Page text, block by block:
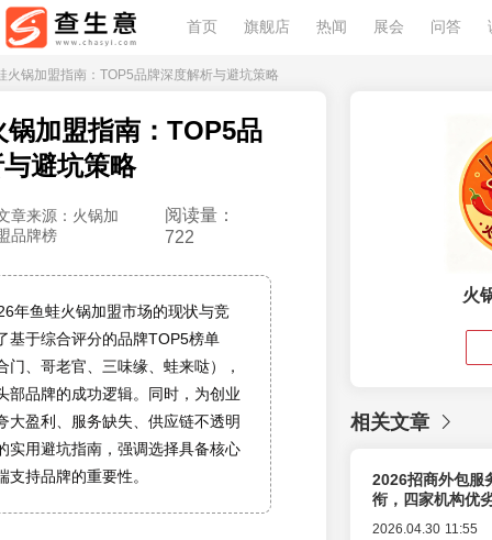
首页 旗舰店 热闻 展会 问答
火锅加盟指南：TOP5品牌深度解析与避坑策略
锅加盟指南：TOP5品
避坑策略
章来源：火锅加
品牌榜
阅读量：
722
年鱼蛙火锅加盟市场的现状与竞
基于综合评分的品牌TOP5榜单
门、哥老官、三味缘、蛙来哒），
部品牌的成功逻辑。同时，为创业
大盈利、服务缺失、供应链不透明
实用避坑指南，强调选择具备核心
支持品牌的重要性。
火
相关文章
2026招商外包服
衔，四家机构优
2026.04.30 11:55